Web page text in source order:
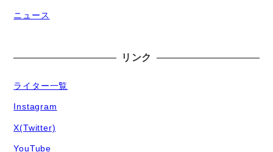
ニュース
リンク
ライター一覧
Instagram
X(Twitter)
YouTube